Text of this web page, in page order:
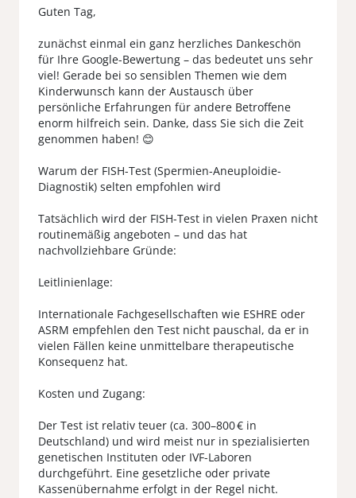
Guten Tag,
zunächst einmal ein ganz herzliches Dankeschön
für Ihre Google-Bewertung – das bedeutet uns sehr
viel! Gerade bei so sensiblen Themen wie dem
Kinderwunsch kann der Austausch über
persönliche Erfahrungen für andere Betroffene
enorm hilfreich sein. Danke, dass Sie sich die Zeit
genommen haben! 😊
Warum der FISH-Test (Spermien-Aneuploidie-
Diagnostik) selten empfohlen wird
Tatsächlich wird der FISH-Test in vielen Praxen nicht
routinemäßig angeboten – und das hat
nachvollziehbare Gründe:
Leitlinienlage:
Internationale Fachgesellschaften wie ESHRE oder
ASRM empfehlen den Test nicht pauschal, da er in
vielen Fällen keine unmittelbare therapeutische
Konsequenz hat.
Kosten und Zugang:
Der Test ist relativ teuer (ca. 300–800 € in
Deutschland) und wird meist nur in spezialisierten
genetischen Instituten oder IVF-Laboren
durchgeführt. Eine gesetzliche oder private
Kassenübernahme erfolgt in der Regel nicht.